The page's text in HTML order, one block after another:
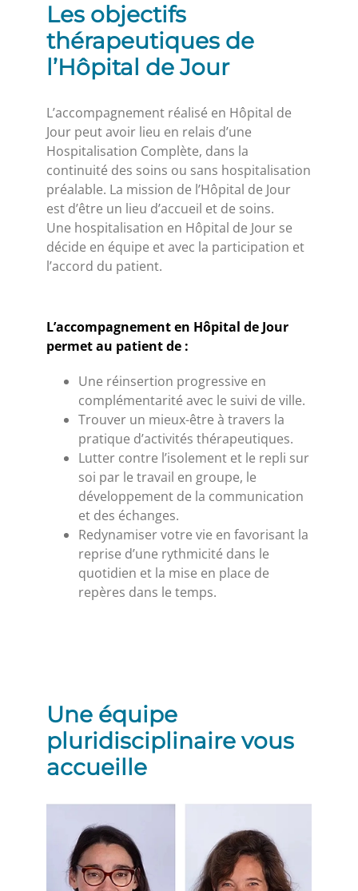
Les objectifs
thérapeutiques de
l’Hôpital de Jour
L’accompagnement réalisé en Hôpital de
Jour peut avoir lieu en relais d’une
Hospitalisation Complète, dans la
continuité des soins ou sans hospitalisation
préalable. La mission de l’Hôpital de Jour
est d’être un lieu d’accueil et de soins.
Une hospitalisation en Hôpital de Jour se
décide en équipe et avec la participation et
l’accord du patient.
L’accompagnement en Hôpital de Jour
permet au patient de :
Une réinsertion progressive en
complémentarité avec le suivi de ville.
Trouver un mieux-être à travers la
pratique d’activités thérapeutiques.
Lutter contre l’isolement et le repli sur
soi par le travail en groupe, le
développement de la communication
et des échanges.
Redynamiser votre vie en favorisant la
reprise d’une rythmicité dans le
quotidien et la mise en place de
repères dans le temps.
Une équipe
pluridisciplinaire vous
accueille